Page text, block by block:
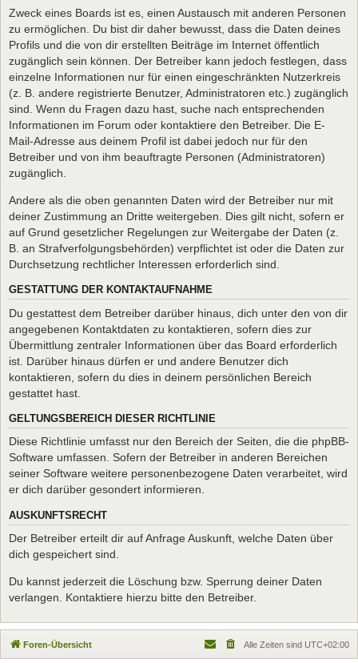
Zweck eines Boards ist es, einen Austausch mit anderen Personen
zu ermöglichen. Du bist dir daher bewusst, dass die Daten deines
Profils und die von dir erstellten Beiträge im Internet öffentlich
zugänglich sein können. Der Betreiber kann jedoch festlegen, dass
einzelne Informationen nur für einen eingeschränkten Nutzerkreis
(z. B. andere registrierte Benutzer, Administratoren etc.) zugänglich
sind. Wenn du Fragen dazu hast, suche nach entsprechenden
Informationen im Forum oder kontaktiere den Betreiber. Die E-
Mail-Adresse aus deinem Profil ist dabei jedoch nur für den
Betreiber und von ihm beauftragte Personen (Administratoren)
zugänglich.
Andere als die oben genannten Daten wird der Betreiber nur mit
deiner Zustimmung an Dritte weitergeben. Dies gilt nicht, sofern er
auf Grund gesetzlicher Regelungen zur Weitergabe der Daten (z.
B. an Strafverfolgungsbehörden) verpflichtet ist oder die Daten zur
Durchsetzung rechtlicher Interessen erforderlich sind.
GESTATTUNG DER KONTAKTAUFNAHME
Du gestattest dem Betreiber darüber hinaus, dich unter den von dir
angegebenen Kontaktdaten zu kontaktieren, sofern dies zur
Übermittlung zentraler Informationen über das Board erforderlich
ist. Darüber hinaus dürfen er und andere Benutzer dich
kontaktieren, sofern du dies in deinem persönlichen Bereich
gestattet hast.
GELTUNGSBEREICH DIESER RICHTLINIE
Diese Richtlinie umfasst nur den Bereich der Seiten, die die phpBB-
Software umfassen. Sofern der Betreiber in anderen Bereichen
seiner Software weitere personenbezogene Daten verarbeitet, wird
er dich darüber gesondert informieren.
AUSKUNFTSRECHT
Der Betreiber erteilt dir auf Anfrage Auskunft, welche Daten über
dich gespeichert sind.
Du kannst jederzeit die Löschung bzw. Sperrung deiner Daten
verlangen. Kontaktiere hierzu bitte den Betreiber.
Foren-Übersicht Alle Zeiten sind UTC+02:00